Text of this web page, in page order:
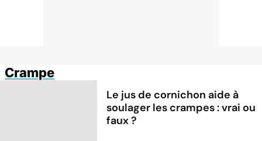
Crampe
Le jus de cornichon aide à
soulager les crampes : vrai ou
faux ?